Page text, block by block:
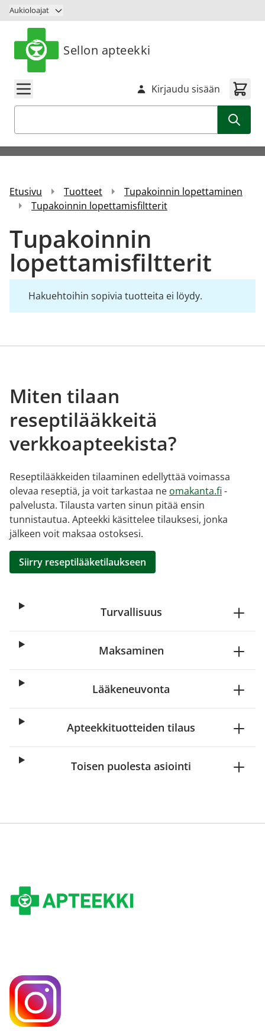
Siirry sisältöön
Aukioloajat
Sellon apteekki
Kirjaudu sisään
Etusivu Tuotteet
Tupakoinnin lopettaminen
Tupakoinnin lopettamisfiltterit
Tupakoinnin
lopettamisfiltterit
Hakuehtoihin sopivia tuotteita ei löydy.
Miten tilaan
reseptilääkkeitä
verkkoapteekista?
Reseptilääkkeiden tilaaminen edellyttää voimassa
olevaa reseptiä, ja voit tarkastaa ne omakanta.fi -
palvelusta. Tilausta varten sinun pitää ensin
tunnistautua. Apteekki käsittelee tilauksesi, jonka
jälkeen voit maksaa ostoksesi.
Siirry reseptilääketilaukseen
Turvallisuus
Maksaminen
Lääkeneuvonta
Apteekkituotteiden tilaus
Toisen puolesta asiointi